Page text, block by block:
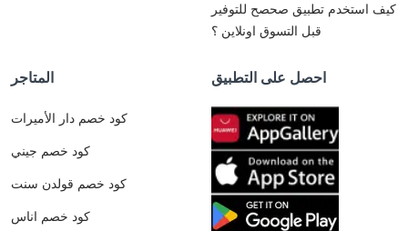
كيف استخدم تطبيق صحصح للتوفير
قبل التسوق اونلاين ؟
المتاجر
كود خصم دار الأميرات
كود خصم جيني
كود خصم قولدن سنت
كود خصم اناس
احصل على التطبيق